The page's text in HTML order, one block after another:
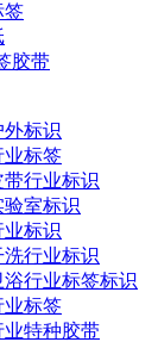
签
胶带
外标识
业标签
带行业标识
验室标识
业标识
洗行业标识
浴行业标签标识
业标签
业特种胶带